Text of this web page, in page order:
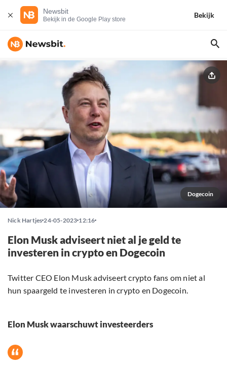
Newsbit
Bekijk in de Google Play store
Bekijk
Dogecoin
Nick Hartjes 24-05-2023 12:16
Elon Musk adviseert niet al je geld te
investeren in crypto en Dogecoin
Twitter CEO Elon Musk adviseert crypto fans om niet al
hun spaargeld te investeren in crypto en Dogecoin.
Elon Musk waarschuwt investeerders